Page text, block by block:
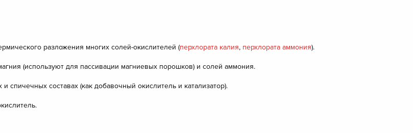
разложения многих солей-окислителей (перхлората калия, перхлората аммония).
(используют для пассивации магниевых порошков) и солей аммония.
составах (как добавочный окислитель и катализатор).